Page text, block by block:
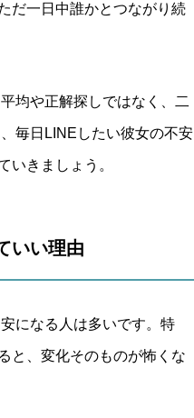
だ一日中誰かとつながり続
均や正解探しではなく、二
毎日LINEしたい彼女の不安
いきましょう。
いい理由
になる人は多いです。特
と、変化そのものが怖くな